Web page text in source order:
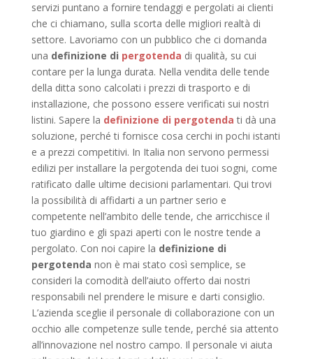
servizi puntano a fornire tendaggi e pergolati ai clienti
che ci chiamano, sulla scorta delle migliori realtà di
settore. Lavoriamo con un pubblico che ci domanda
una definizione di pergotenda di qualità, su cui
contare per la lunga durata. Nella vendita delle tende
della ditta sono calcolati i prezzi di trasporto e di
installazione, che possono essere verificati sui nostri
listini. Sapere la definizione di pergotenda ti dà una
soluzione, perché ti fornisce cosa cerchi in pochi istanti
e a prezzi competitivi. In Italia non servono permessi
edilizi per installare la pergotenda dei tuoi sogni, come
ratificato dalle ultime decisioni parlamentari. Qui trovi
la possibilità di affidarti a un partner serio e
competente nell’ambito delle tende, che arricchisce il
tuo giardino e gli spazi aperti con le nostre tende a
pergolato. Con noi capire la definizione di
pergotenda non è mai stato così semplice, se
consideri la comodità dell’aiuto offerto dai nostri
responsabili nel prendere le misure e darti consiglio.
L’azienda sceglie il personale di collaborazione con un
occhio alle competenze sulle tende, perché sia attento
all’innovazione nel nostro campo. Il personale vi aiuta